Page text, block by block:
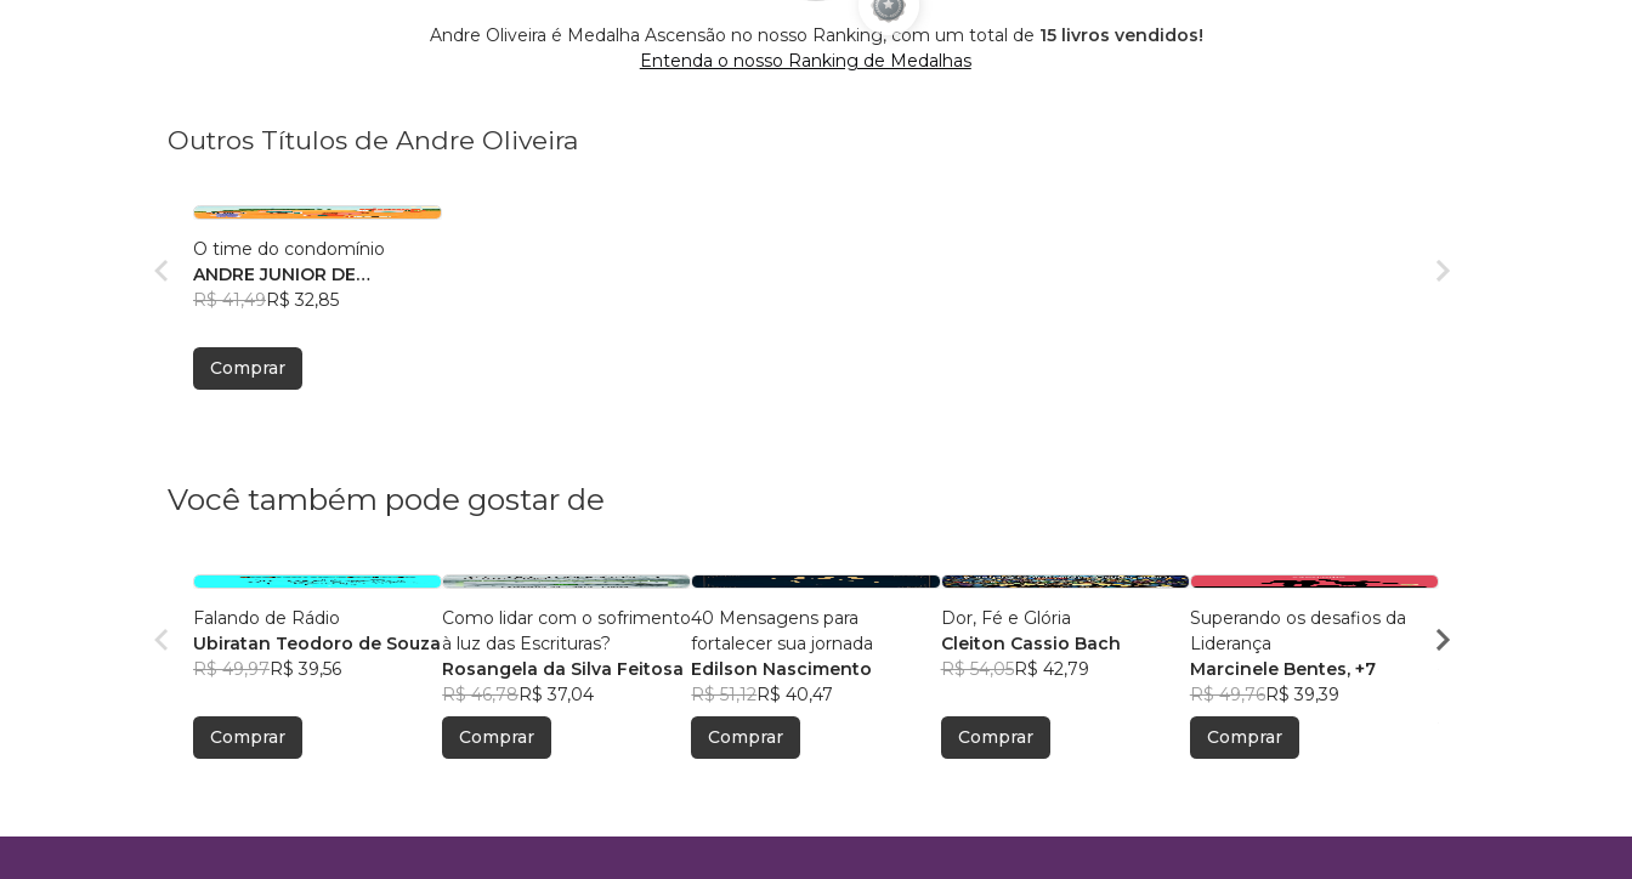
Andre Oliveira é Medalha Ascensão no nosso Ranking, com um total de 15 livros vendidos!
Entenda o nosso Ranking de Medalhas
Outros Títulos de Andre Oliveira
O time do condomínio
ANDRE JUNIOR DE
OLIVEIRA
R$ 41,49R$ 32,85
Comprar
Você também pode gostar de
Falando de Rádio
Ubiratan Teodoro de Souza
R$ 49,97R$ 39,56
Comprar
Como lidar com o sofrimento
à luz das Escrituras?
Rosangela da Silva Feitosa
R$ 46,78R$ 37,04
Comprar
40 Mensagens para
fortalecer sua jornada
Edilson Nascimento
R$ 51,12R$ 40,47
Comprar
Dor, Fé e Glória
Cleiton Cassio Bach
R$ 54,05R$ 42,79
Comprar
Superando os desafios da
Liderança
Marcinele Bentes, +7
R$ 49,76R$ 39,39
Comprar
Simone Lacerda